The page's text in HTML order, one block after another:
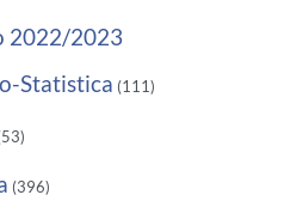
2022/2023
Statistica (111)
(396)